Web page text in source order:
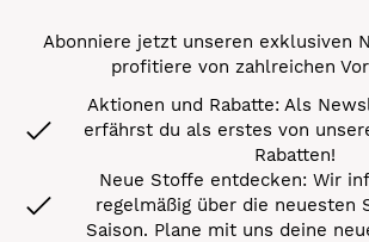
Abonniere jetzt unseren exklusiven
profitiere von zahlreichen
Aktionen und Rabatte: Als
erfährst du als erstes von
Rabatten!
Neue Stoffe entdecken: Wir
regelmäßig über die neuesten
Saison. Plane mit uns deine